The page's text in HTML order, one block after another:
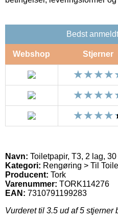
Bedst
Webshop Stjerner
Navn: Toiletpapir, T3, 2 lag,
Kategori: Rengøring > Til
Producent: Tork
Varenummer: TORK114276
EAN: 7310791199283
Vurderet til 3.5 ud af 5 stjerner